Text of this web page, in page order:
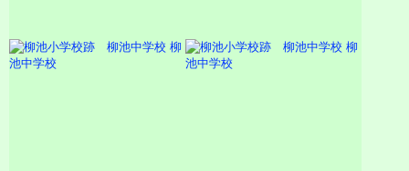
柳
池中学校
柳
池中学校